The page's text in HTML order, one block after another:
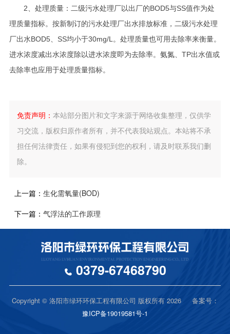
2、处理质量：二级污水处理厂以出厂的BOD5与SS值作为处
理质量指标。按新制订的污水处理厂出水排放标准，二级污水处理
厂出水BOD5、SS均小于30mg/L。处理质量也可用去除率来衡量。
进水浓度减出水浓度除以进水浓度即为去除率。氨氮、TP出水值或
去除率也应用于处理质量指标。
免责声明： 本站部分图片和文字来源于网络收集整理，仅供学
习交流，版权归原作者所有，并不代表我站观点。本站将不承
担任何法律责任，如果有侵犯到您的权利，请及时联系我们删
除。
上一篇： 生化需氧量(BOD)
下一篇： 气浮法的工作原理
0379-67468790
Copyright © 洛阳市绿环环保工程有限公司 版权所有 2026 备案号：
豫ICP备19019581号-1